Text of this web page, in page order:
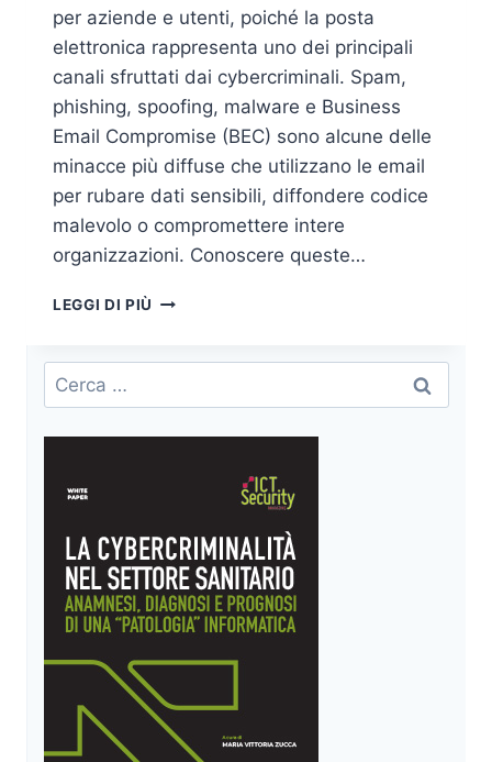
per aziende e utenti, poiché la posta
elettronica rappresenta uno dei principali
canali sfruttati dai cybercriminali. Spam,
phishing, spoofing, malware e Business
Email Compromise (BEC) sono alcune delle
minacce più diffuse che utilizzano le email
per rubare dati sensibili, diffondere codice
malevolo o compromettere intere
organizzazioni. Conoscere queste…
LEGGI DI PIÙ EMAIL
DI
TRAMITE
SICUREZZA
Ricerca
per: